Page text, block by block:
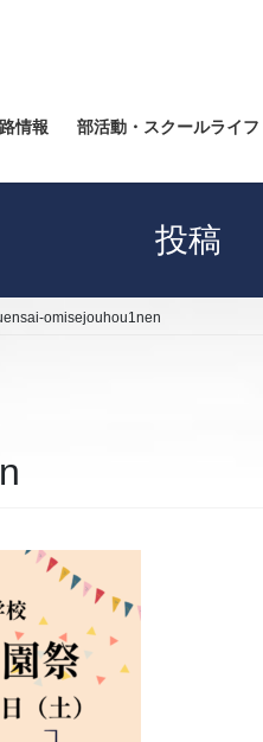
情報 部活動・スクールライフ
投稿
omisejouhou1nen